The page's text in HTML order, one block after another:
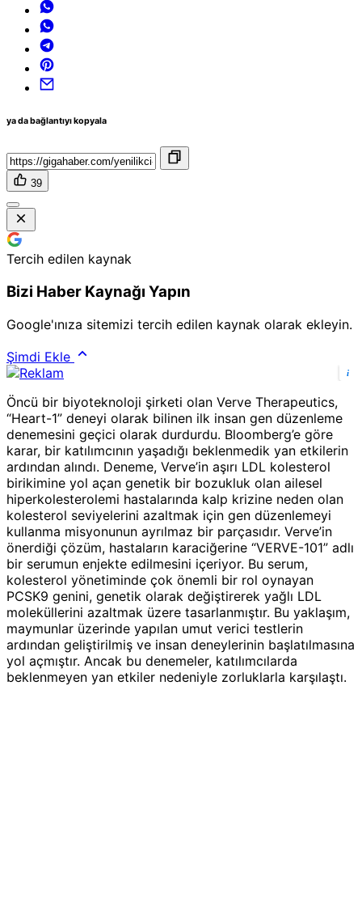
ya da bağlantıyı kopyala
39
Tercih edilen kaynak
Bizi Haber Kaynağı Yapın
Google'ınıza sitemizi tercih edilen kaynak olarak ekleyin.
Şimdi Ekle
i
Öncü bir biyoteknoloji şirketi olan Verve Therapeutics,
“Heart-1” deneyi olarak bilinen ilk insan gen düzenleme
denemesini geçici olarak durdurdu. Bloomberg’e göre
karar, bir katılımcının yaşadığı beklenmedik yan etkilerin
ardından alındı. Deneme, Verve’in aşırı LDL kolesterol
birikimine yol açan genetik bir bozukluk olan ailesel
hiperkolesterolemi hastalarında kalp krizine neden olan
kolesterol seviyelerini azaltmak için gen düzenlemeyi
kullanma misyonunun ayrılmaz bir parçasıdır. Verve’in
önerdiği çözüm, hastaların karaciğerine “VERVE-101” adlı
bir serumun enjekte edilmesini içeriyor. Bu serum,
kolesterol yönetiminde çok önemli bir rol oynayan
PCSK9 genini, genetik olarak değiştirerek yağlı LDL
moleküllerini azaltmak üzere tasarlanmıştır. Bu yaklaşım,
maymunlar üzerinde yapılan umut verici testlerin
ardından geliştirilmiş ve insan deneylerinin başlatılmasına
yol açmıştır. Ancak bu denemeler, katılımcılarda
beklenmeyen yan etkiler nedeniyle zorluklarla karşılaştı.